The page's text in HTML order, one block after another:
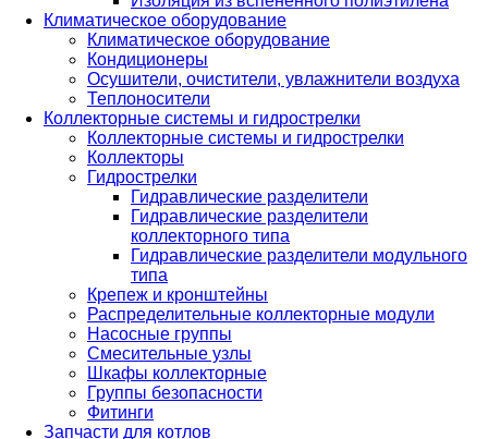
Климатическое оборудование
Климатическое оборудование
Кондиционеры
Осушители, очистители, увлажнители воздуха
Теплоносители
Коллекторные системы и гидрострелки
Коллекторные системы и гидрострелки
Коллекторы
Гидрострелки
Гидравлические разделители
Гидравлические разделители
коллекторного типа
Гидравлические разделители модульного
типа
Крепеж и кронштейны
Распределительные коллекторные модули
Насосные группы
Смесительные узлы
Шкафы коллекторные
Группы безопасности
Фитинги
Запчасти для котлов